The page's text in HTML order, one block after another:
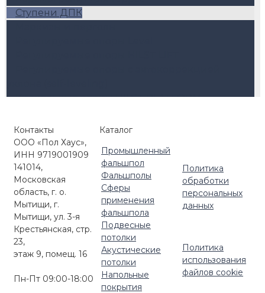
Ступени ДПК
Кровельные опоры HILST PLATFORM
Контакты
ООО «Пол Хаус»,
ИНН 9719001909
141014,
Московская
область, г. о.
Мытищи, г.
Мытищи, ул. 3-я
Крестьянская, стр.
23,
этаж 9, помещ. 16
Пн-Пт 09:00-18:00
Каталог
Промышленный
фальшпол
Фальшполы
Сферы
применения
фальшпола
Подвесные
потолки
Акустические
потолки
Напольные
покрытия
Политика
обработки
персональных
данных
Политика
использования
файлов cookie